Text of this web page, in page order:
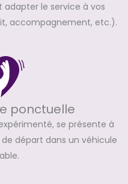
le service à vos
accompagnement, etc.).
ponctuelle
se présente à
départ dans un véhicule